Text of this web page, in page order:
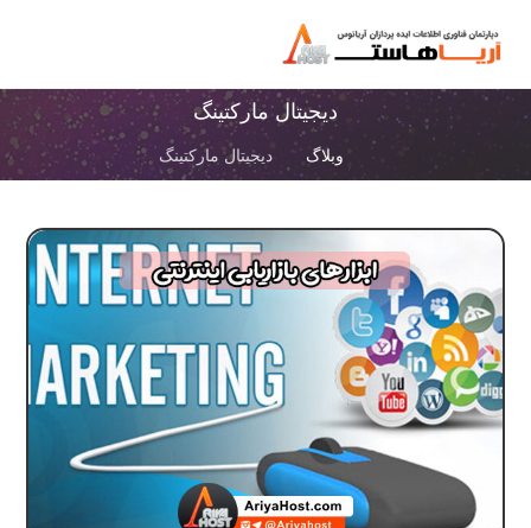
دیجیتال مارکتینگ
وبلاگ دیجیتال مارکتینگ